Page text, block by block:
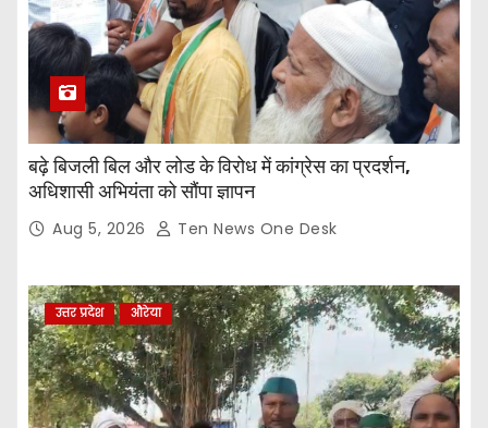
बढ़े बिजली बिल और लोड के विरोध में कांग्रेस का प्रदर्शन,
अधिशासी अभियंता को सौंपा ज्ञापन
Aug 5, 2026 Ten News One Desk
उत्तर प्रदेश औरेया